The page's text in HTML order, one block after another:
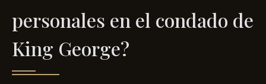
personales en el condado de
King George?